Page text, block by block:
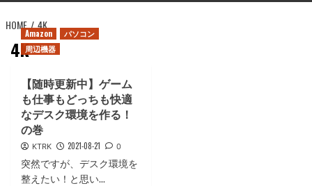
プ
ン
メ
ニ
ュ
HOME 4K
4K
Amazon
パソコン
周辺機器
【随時更新中】ゲーム
も仕事もどっちも快適
なデスク環境を作る！
の巻
KTRK 2021-08-21 0
突然ですが、デスク環境を
整えたい！と思い...